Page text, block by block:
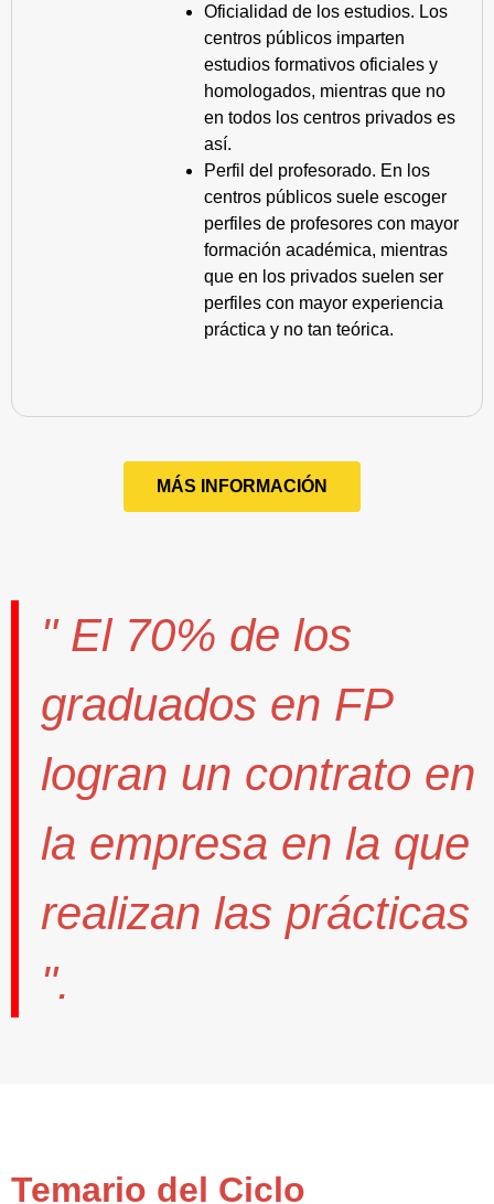
Oficialidad de los estudios. Los
centros públicos imparten
estudios formativos oficiales y
homologados, mientras que no
en todos los centros privados es
así.
Perfil del profesorado. En los
centros públicos suele escoger
perfiles de profesores con mayor
formación académica, mientras
que en los privados suelen ser
perfiles con mayor experiencia
práctica y no tan teórica.
MÁS INFORMACIÓN
" El 70% de los
graduados en FP
logran un contrato en
la empresa en la que
realizan las prácticas
".
Temario del Ciclo